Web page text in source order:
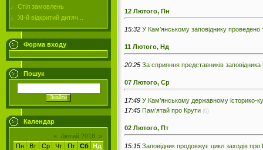
Стіл замовлень
ХІ-й відкритий дитяч...
Форма входу
Пошук
Календар
« Лютий 2018 »
Пн
Вт Ср Чт Пт Сб Нд
12 Лютого, Пн
15:32 У Кам’янському заповіднику проведено
11 Лютого, Нд
20:25 За сприяння представників
07 Лютого, Ср
17:49 У Кам’янському державному історико-
17:45 Пам’ятай про Крути (0)
02 Лютого, Пт
15:15 Заповідник продовжує цикл заходів про